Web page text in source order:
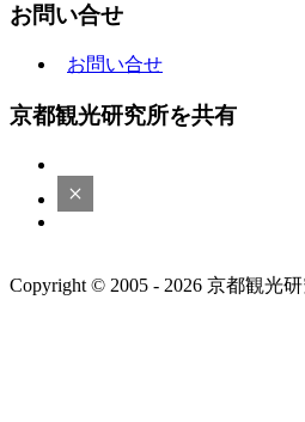
お問い合せ
お問い合せ
京都観光研究所を共有
Copyright © 2005 - 2026 京都観光